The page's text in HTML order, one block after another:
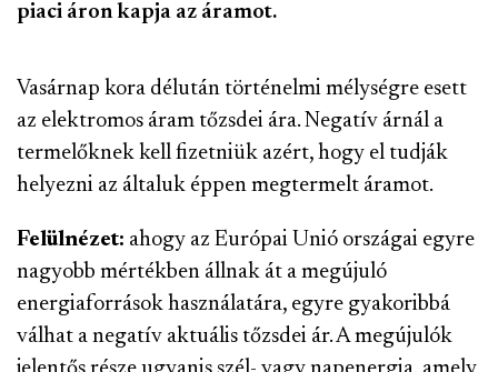
piaci áron kapja az áramot.
Vasárnap kora délután történelmi mélységre esett
az elektromos áram tőzsdei ára. Negatív árnál a
termelőknek kell fizetniük azért, hogy el tudják
helyezni az általuk éppen megtermelt áramot.
Felülnézet: ahogy az Európai Unió országai egyre
nagyobb mértékben állnak át a megújuló
energiaforrások használatára, egyre gyakoribbá
válhat a negatív aktuális tőzsdei ár. A megújulók